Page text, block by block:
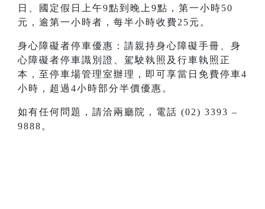
日、國定假日上午9點到晚上9點，第一小時50
元，逾第一小時者，每半小時收費25元。
身心障礙者停車優惠：請親持身心障礙手冊、身
心障礙者停車識別證、駕駛執照及行車執照正
本，至停車場管理室辦理，即可享當日免費停車4
小時，超過4小時部分半價優惠。
如有任何問題，請洽兩廳院，電話 (02) 3393 –
9888。